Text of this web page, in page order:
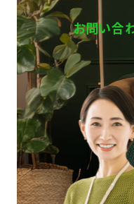
お問い合